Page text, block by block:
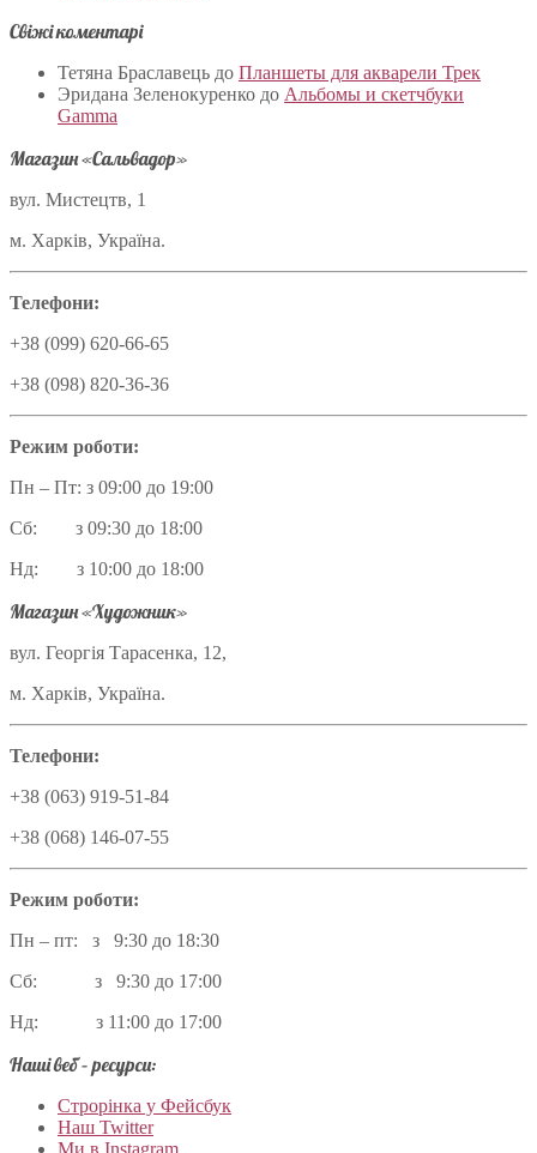
Свіжі коментарі
Тетяна Браславець до Планшеты для акварели Трек
Эридана Зеленокуренко до Альбомы и скетчбуки
Gamma
Магазин «Сальвадор»
вул. Мистецтв, 1
м. Харків, Україна.
Телефони:
+38 (099) 620-66-65
+38 (098) 820-36-36
Режим роботи:
Пн – Пт: з 09:00 до 19:00
Сб: з 09:30 до 18:00
Нд: з 10:00 до 18:00
Магазин «Художник»
вул. Георгія Тарасенка, 12,
м. Харків, Україна.
Телефони:
+38 (063) 919-51-84
+38 (068) 146-07-55
Режим роботи:
Пн – пт: з 9:30 до 18:30
Сб: з 9:30 до 17:00
Нд: з 11:00 до 17:00
Наші веб – ресурси:
Строрінка у Фейсбук
Наш Twitter
Ми в Instagram